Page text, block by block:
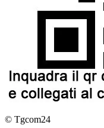
© Tgcom24